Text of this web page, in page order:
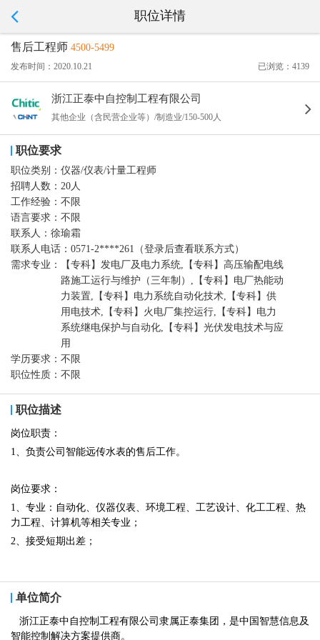
职位详情
售后工程师 4500-5499
发布时间：2020.10.21 已浏览：4139
浙江正泰中自控制工程有限公司
其他企业（含民营企业等）/制造业/150-500人
职位要求
职位类别： 仪器/仪表/计量工程师
招聘人数： 20人
工作经验： 不限
语言要求： 不限
联系人： 徐瑜霜
联系人电话： 0571-2****261（登录后查看联系方式）
需求专业：
【专科】发电厂及电力系统,【专科】高压输配电线
路施工运行与维护（三年制）,【专科】电厂热能动
力装置,【专科】电力系统自动化技术,【专科】供
用电技术,【专科】火电厂集控运行,【专科】电力
系统继电保护与自动化,【专科】光伏发电技术与应
用
学历要求： 不限
职位性质： 不限
职位描述
岗位职责：
1、负责公司智能远传水表的售后工作。
岗位要求：
1、专业：自动化、仪器仪表、环境工程、工艺设计、化工工程、热
力工程、计算机等相关专业；
2、接受短期出差；
单位简介
浙江正泰中自控制工程有限公司隶属正泰集团，是中国智慧信息及
智能控制解决方案提供商。